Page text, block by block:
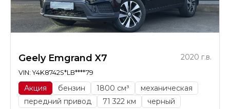
Geely Emgrand X7 2020 г.в.
VIN: Y4K8742S*LB****79
Акция бензин 1800 см³
механическая
передний привод
71 322 км черный